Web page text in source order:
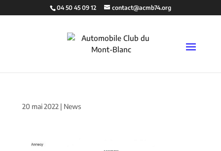
04 50 45 09 12 contact@acmb74.org
20 mai 2022| News